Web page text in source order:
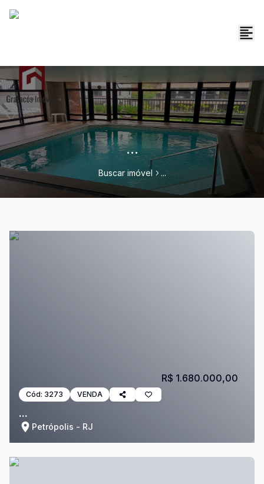
...
Buscar imóvel ...
Cód: 3273 VENDA
...
Petrópolis - RJ
R$ 1.680.000,00